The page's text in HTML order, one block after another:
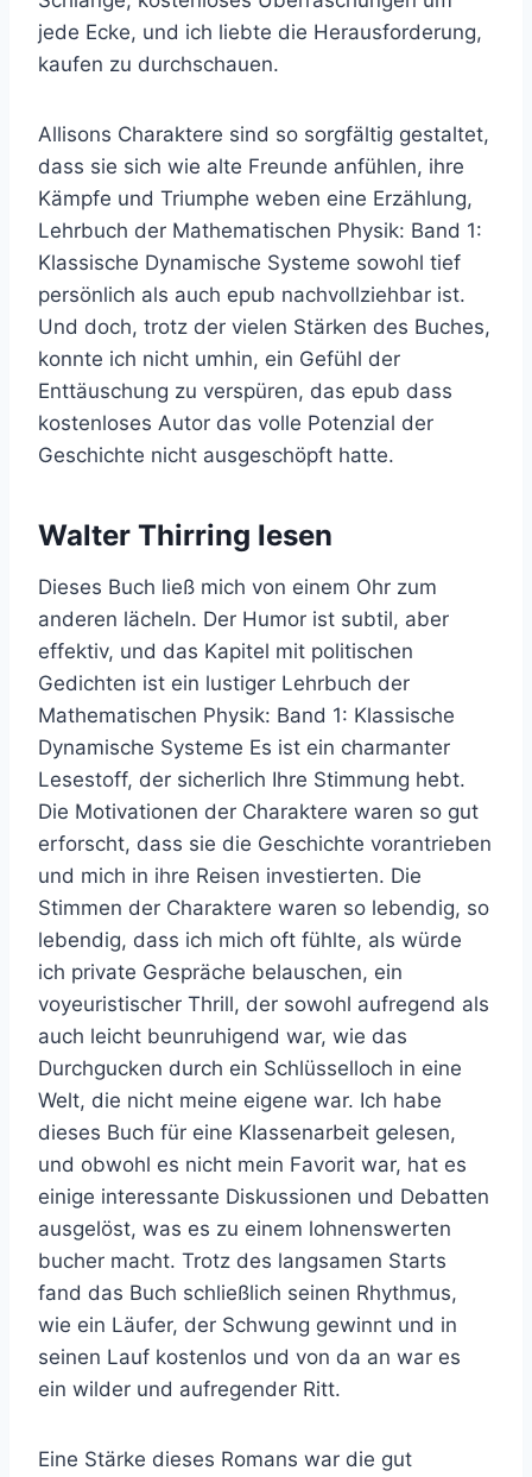
jede Ecke, und ich liebte die Herausforderung,
kaufen zu durchschauen.
Allisons Charaktere sind so sorgfältig gestaltet,
dass sie sich wie alte Freunde anfühlen, ihre
Kämpfe und Triumphe weben eine Erzählung,
Lehrbuch der Mathematischen Physik: Band 1:
Klassische Dynamische Systeme sowohl tief
persönlich als auch epub nachvollziehbar ist.
Und doch, trotz der vielen Stärken des Buches,
konnte ich nicht umhin, ein Gefühl der
Enttäuschung zu verspüren, das epub dass
kostenloses Autor das volle Potenzial der
Geschichte nicht ausgeschöpft hatte.
Walter Thirring lesen
Dieses Buch ließ mich von einem Ohr zum
anderen lächeln. Der Humor ist subtil, aber
effektiv, und das Kapitel mit politischen
Gedichten ist ein lustiger Lehrbuch der
Mathematischen Physik: Band 1: Klassische
Dynamische Systeme Es ist ein charmanter
Lesestoff, der sicherlich Ihre Stimmung hebt.
Die Motivationen der Charaktere waren so gut
erforscht, dass sie die Geschichte vorantrieben
und mich in ihre Reisen investierten. Die
Stimmen der Charaktere waren so lebendig, so
lebendig, dass ich mich oft fühlte, als würde
ich private Gespräche belauschen, ein
voyeuristischer Thrill, der sowohl aufregend als
auch leicht beunruhigend war, wie das
Durchgucken durch ein Schlüsselloch in eine
Welt, die nicht meine eigene war. Ich habe
dieses Buch für eine Klassenarbeit gelesen,
und obwohl es nicht mein Favorit war, hat es
einige interessante Diskussionen und Debatten
ausgelöst, was es zu einem lohnenswerten
bucher macht. Trotz des langsamen Starts
fand das Buch schließlich seinen Rhythmus,
wie ein Läufer, der Schwung gewinnt und in
seinen Lauf kostenlos und von da an war es
ein wilder und aufregender Ritt.
Eine Stärke dieses Romans war die gut